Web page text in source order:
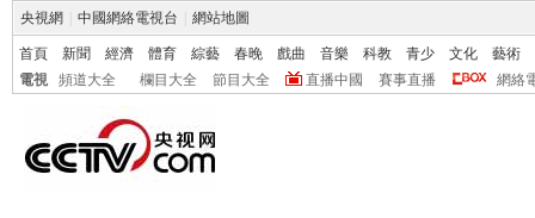
央視網 中國網絡電視台 網站地圖
首頁 新聞 經濟 體育 綜藝 春晚 戲曲 音樂 科教 青少 文化
藝術
電視
頻道大全 欄目大全 節目大全 直播中國 賽事直播 網絡